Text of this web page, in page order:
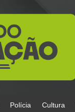
Polícia Cultura